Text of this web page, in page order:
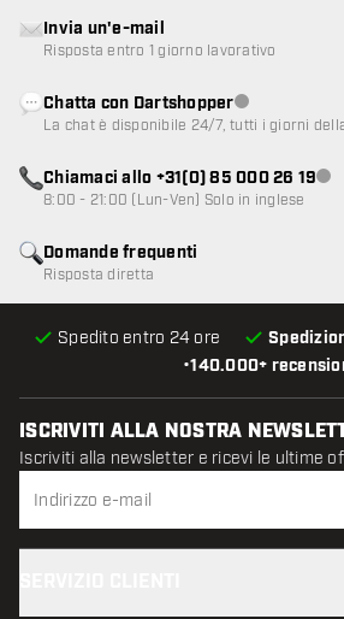
•140.000+
Spedito entro 24 ore
Domande frequenti
Risposta diretta
Invia un'e-mail
Risposta entro 1 giorno lavorativo
Chatta con DartshopperServizio clienti
La chat è disponibile 24/7, tutti i giorni
Chiamaci allo +31(0) 85 000 26 19
8:00 - 21:00 (Lun-Ven) Solo in inglese
ISCRIVITI ALLA NOSTRA
Iscriviti alla newsletter e ricevi le ultime